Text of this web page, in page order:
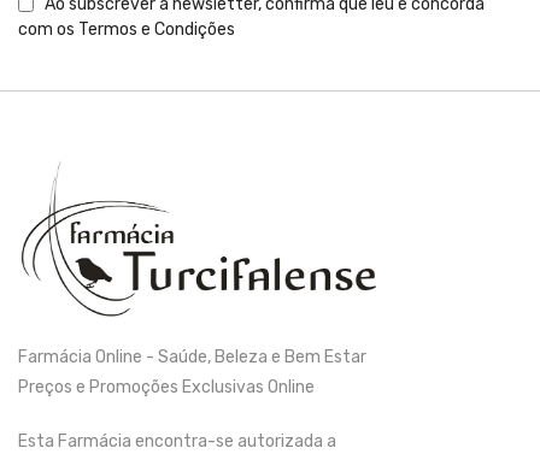
Ao subscrever a newsletter, confirma que leu e concorda
com os Termos e Condições
Farmácia Online - Saúde, Beleza e Bem Estar
Preços e Promoções Exclusivas Online
Esta Farmácia encontra-se autorizada a